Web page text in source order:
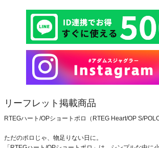
リーフレット掲載商品
RTEGハート/OPショートポロ（RTEG Heart/OP S/POLO
ただのポロじゃ、物足りない日に。